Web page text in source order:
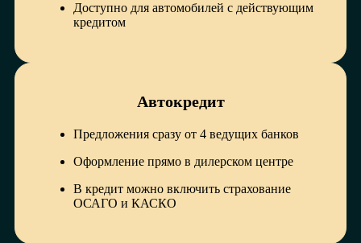
Доступно для автомобилей с действующим
кредитом
Автокредит
Предложения сразу от 4 ведущих банков
Оформление прямо в дилерском центре
В кредит можно включить страхование
ОСАГО и КАСКО